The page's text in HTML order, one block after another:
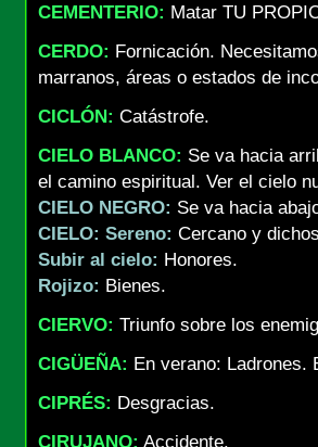
CEMENTERIO: Matar TU
CERDO: Fornicación.
marranos, áreas o estados de
CICLÓN: Catástrofe.
CIELO BLANCO: Se va hacia
el camino espiritual. Ver el cielo
CIELO NEGRO: Se va hacia
CIELO: Sereno: Cercano y
Subir al cielo: Honores.
Rojizo: Bienes.
CIERVO: Triunfo sobre los
CIGÜEÑA: En verano: Ladrones.
CIPRÉS: Desgracias.
CIRUJANO: Accidente.